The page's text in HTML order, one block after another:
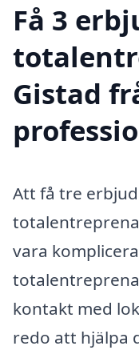
Få 3
Gistad
Att få tre
vara
kontakt med
redo att hjälpa